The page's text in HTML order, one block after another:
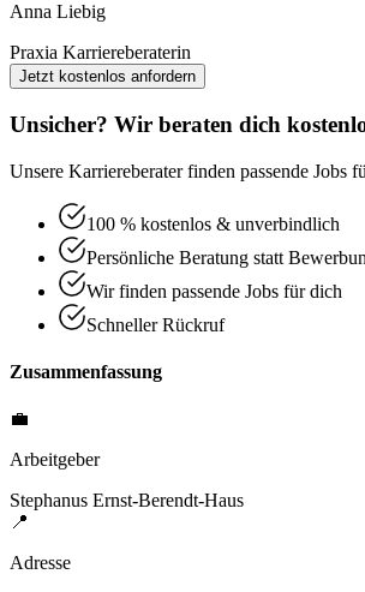
Anna Liebig
Praxia Karriereberaterin
Jetzt kostenlos anfordern
Unsicher? Wir beraten dich
Unsere Karriereberater finden passende Jobs
100 % kostenlos & unverbindlich
Persönliche Beratung statt
Wir finden passende Jobs für dich
Schneller Rückruf
Zusammenfassung
💼
Arbeitgeber
Stephanus Ernst-Berendt-Haus
📍
Adresse